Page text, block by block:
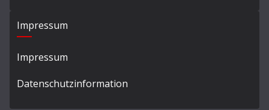
Impressum
Impressum
Datenschutzinformation